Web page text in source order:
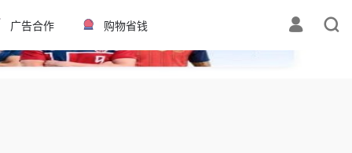
✕
广告合作 购物省钱